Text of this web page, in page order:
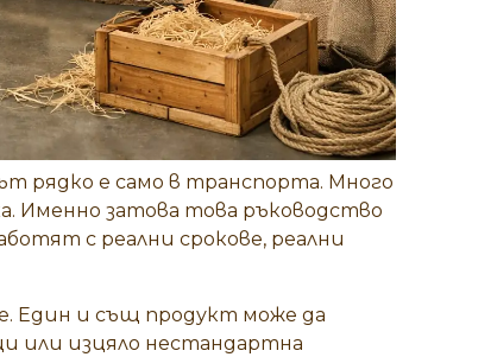
рядко е само в транспорта. Много
Именно затова това ръководство
с реални срокове, реални
Един и същ продукт може да
или изцяло нестандартна